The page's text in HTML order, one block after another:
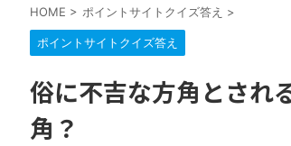
HOME > ポイントサイトクイズ答え >
ポイントサイトクイズ答え
俗に不吉な方角とされ
角？